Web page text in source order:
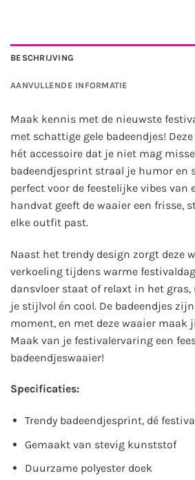
BESCHRIJVING
AANVULLENDE INFORMATIE
Maak kennis met de nieuwste
met schattige gele badeendjes!
hét accessoire dat je niet mag
badeendjesprint straal je humor en
perfect voor de feestelijke vibes van
handvat geeft de waaier een frisse,
elke outfit past.
Naast het trendy design zorgt deze
verkoeling tijdens warme
dansvloer staat of relaxt in het
je stijlvol én cool. De badeendjes
moment, en met deze waaier maak
Maak van je festivalervaring een
badeendjeswaaier!
Specificaties:
Trendy badeendjesprint, dé
Gemaakt van stevig kunststof
Duurzame polyester doek